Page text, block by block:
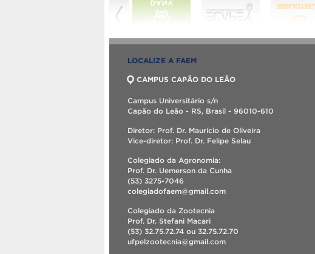
LOCALIZE A FAEM
CAMPUS CAPÃO DO LEÃO
Campus Universitário s/n
Capão do Leão - RS, Brasil - 96010-610
Diretor: Prof. Dr. Maurício de Oliveira
Vice-diretor: Prof. Dr. Felipe Selau
Colegiado da Agronomia:
Prof. Dr. Uemerson da Cunha
(53) 3275-7046
colegiadofaem@gmail.com
Colegiado da Zootecnia
Prof. Dr. Stefani Macari
(53) 32.75.72.74 ou 32.75.72.70
ufpelzootecnia@gmail.com